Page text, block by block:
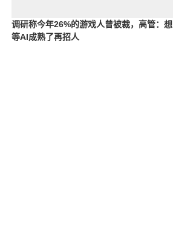
调研称今年26%的游戏人曾被裁，高管：想
等AI成熟了再招人